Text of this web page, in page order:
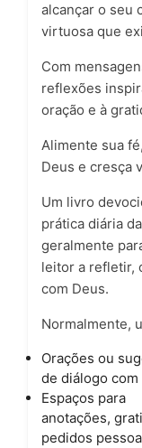
alcançar o seu
virtuosa que
Com
reflexões
oração e à
Alimente sua
Deus e cresça
Um livro
prática diária
geralmente
leitor a refletir,
com Deus.
Normalmente,
Orações ou
de diálogo com
Espaços para
anotações,
pedidos